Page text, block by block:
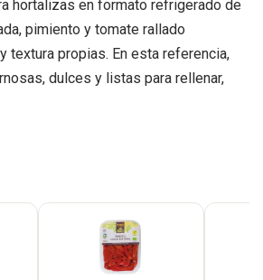
hortalizas en formato refrigerado de
pimiento y tomate rallado
textura propias. En esta referencia,
dulces y listas para rellenar,